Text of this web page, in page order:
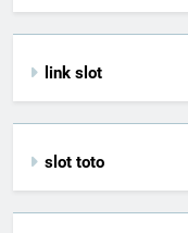
link slot
slot toto